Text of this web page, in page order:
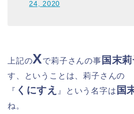
24, 2020
上記のXで莉子 さんの事 国末
す、
ということは、莉子さんの
『 くにすえ 』という名字は 国
ね。